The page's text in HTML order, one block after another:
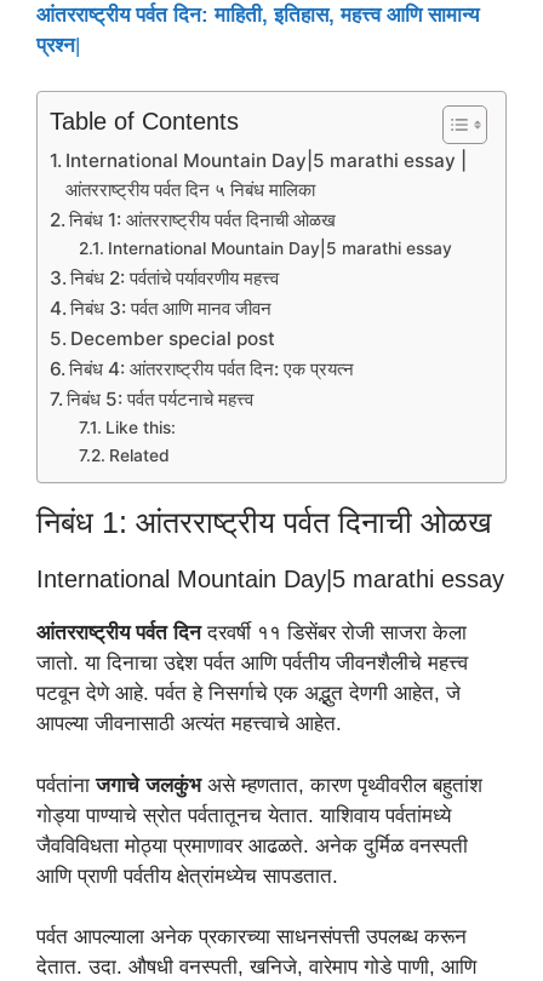
आंतरराष्ट्रीय पर्वत दिन: माहिती, इतिहास, महत्त्व आणि सामान्य
प्रश्न|
Table of Contents
International Mountain Day|5 marathi essay |
आंतरराष्ट्रीय पर्वत दिन ५ निबंध मालिका
निबंध 1: आंतरराष्ट्रीय पर्वत दिनाची ओळख
International Mountain Day|5 marathi essay
निबंध 2: पर्वतांचे पर्यावरणीय महत्त्व
निबंध 3: पर्वत आणि मानव जीवन
December special post
निबंध 4: आंतरराष्ट्रीय पर्वत दिन: एक प्रयत्न
निबंध 5: पर्वत पर्यटनाचे महत्त्व
Like this:
Related
निबंध 1: आंतरराष्ट्रीय पर्वत दिनाची ओळख
International Mountain Day|5 marathi essay
आंतरराष्ट्रीय पर्वत दिनदरवर्षी ११ डिसेंबर रोजी साजरा केला
जातो. या दिनाचा उद्देश पर्वत आणि पर्वतीय जीवनशैलीचे महत्त्व
पटवून देणे आहे. पर्वत हे निसर्गाचे एक अद्भुत देणगी आहेत, जे
आपल्या जीवनासाठी अत्यंत महत्त्वाचे आहेत.
पर्वतांनाजगाचे जलकुंभअसे म्हणतात, कारण पृथ्वीवरील बहुतांश
गोड्या पाण्याचे स्रोत पर्वतातूनच येतात. याशिवाय पर्वतांमध्ये
जैवविविधता मोठ्या प्रमाणावर आढळते. अनेक दुर्मिळ वनस्पती
आणि प्राणी पर्वतीय क्षेत्रांमध्येच सापडतात.
पर्वत आपल्याला अनेक प्रकारच्या साधनसंपत्ती उपलब्ध करून
देतात. उदा. औषधी वनस्पती, खनिजे, वारेमाप गोडे पाणी, आणि